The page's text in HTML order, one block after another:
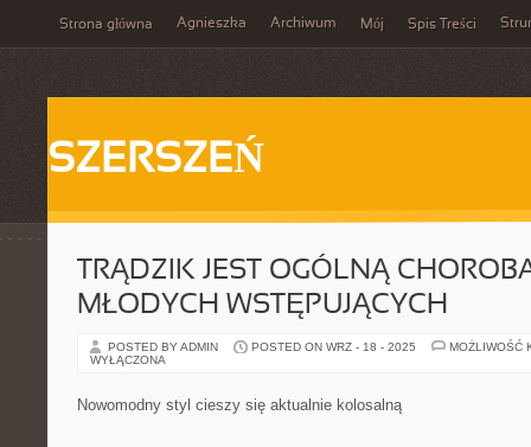
Strona główna Agnieszka Archiwum Mój Spis Treści
SZERSZEŃ
TRĄDZIK JEST OGÓLNĄ
MŁODYCH WSTĘPUJĄCYCH
POSTED BY ADMIN POSTED ON WRZ - 18 - 2025
MOŻLIWOŚĆ
WYŁĄCZONA
Nowomodny styl cieszy się aktualnie kolosalną